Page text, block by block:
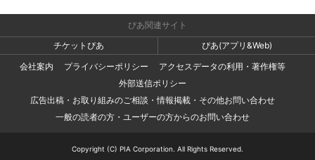
ぴあ関連サイト
チケットぴあ
ぴあ(アプリ&Web)
会社案内
プライバシーポリシー
アクセスデータの利用・著作権等
外部送信ポリシー
広告出稿・お取り組みのご相談・情報掲載・その他お問い合わせ
一般の読者の方・ユーザーの方からのお問い合わせ
Copyright (C) PIA Corporation. All Rights Reserved.